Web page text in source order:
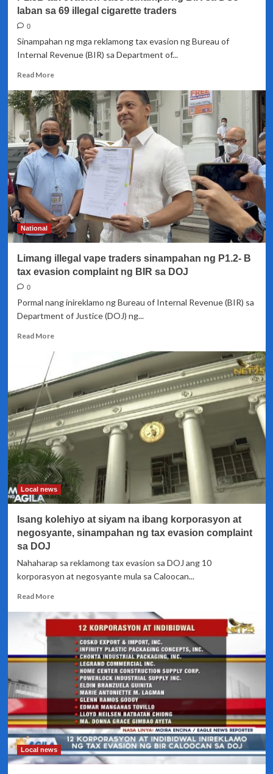
sa
BIR
laban sa 69 illegal cigarette traders
0
Sinampahan ng mga reklamong tax evasion ng Bureau of
Internal Revenue (BIR) sa Department of...
Read MoreRead
about
P1.8B
tax
evasion
case
isinampa
ng
BIR
sa
DOJ
laban
sa
69
cigarette
traders
National
Limang illegal vape traders sinampahan ng P1.2- B
tax evasion complaint ng BIR sa DOJ
0
Pormal nang inireklamo ng Bureau of Internal Revenue (BIR) sa
Department of Justice (DOJ) ng...
Read MoreRead
about
illegal
vape
traders
sinampahan
ng
P1.2-
B
tax
evasion
complaint
ng
sa
DOJ
Local news
Isang kolehiyo at siyam na ibang korporasyon at
negosyante, sinampahan ng tax evasion complaint
sa DOJ
Nahaharap sa reklamong tax evasion sa DOJ ang 10
korporasyon at negosyante mula sa Caloocan...
Read MoreRead
about
kolehiyo
at
siyam
korporasyon
negosyante,
sinampahan
ng
tax
Local news